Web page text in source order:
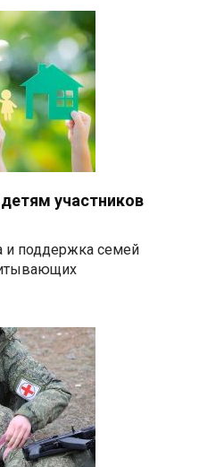
участников
и поддержка семей